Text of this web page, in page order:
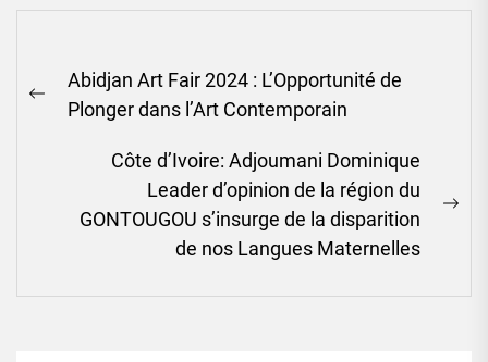
de
l’article
Previous
Abidjan Art Fair 2024 : L’Opportunité de
Plonger dans l’Art Contemporain
Côte d’Ivoire: Adjoumani Dominique
Leader d’opinion de la région du
GONTOUGOU s’insurge de la disparition
de nos Langues Maternelles